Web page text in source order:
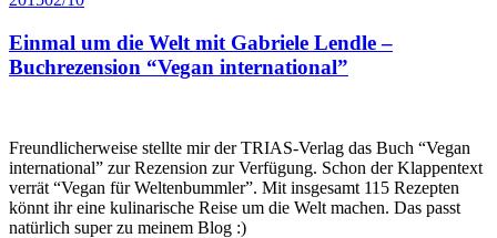
Einmal um die Welt mit Gabriele Lendle –
Buchrezension “Vegan international”
Freundlicherweise stellte mir der TRIAS-Verlag das Buch “Vegan
international” zur Rezension zur Verfügung. Schon der Klappentext
verrät “Vegan für Weltenbummler”. Mit insgesamt 115 Rezepten
könnt ihr eine kulinarische Reise um die Welt machen. Das passt
natürlich super zu meinem Blog :)